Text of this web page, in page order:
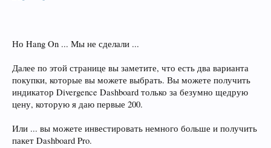
Но Hang On ... Мы не сделали ...
Далее по этой странице вы заметите, что есть два варианта
покупки, которые вы можете выбрать. Вы можете получить
индикатор Divergence Dashboard только за безумно щедрую
цену, которую я даю первые 200.
Или ... вы можете инвестировать немного больше и получить
пакет Dashboard Pro.